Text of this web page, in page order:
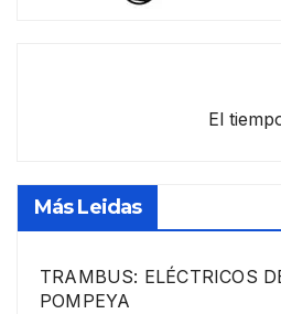
El
Más Leidas
TRAMBUS: ELÉCTRICOS
POMPEYA